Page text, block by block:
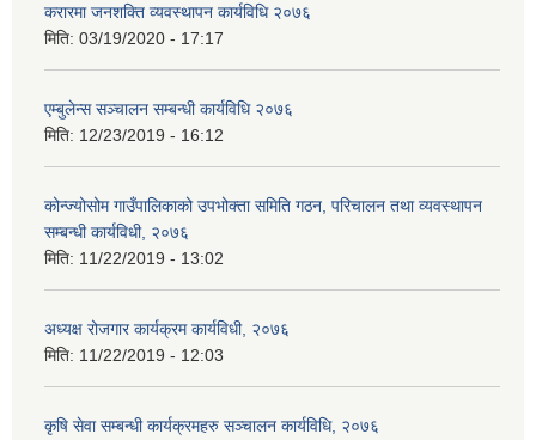
करारमा जनशक्ति व्यवस्थापन कार्यविधि २०७६
मिति: 03/19/2020 - 17:17
एम्बुलेन्स सञ्चालन सम्बन्धी कार्यविधि २०७६
मिति: 12/23/2019 - 16:12
कोन्ज्योसोम गाउँपालिकाको उपभोक्ता समिति गठन, परिचालन तथा व्यवस्थापन
सम्बन्धी कार्यविधी, २०७६
मिति: 11/22/2019 - 13:02
अध्यक्ष रोजगार कार्यक्रम कार्यविधी, २०७६
मिति: 11/22/2019 - 12:03
कृषि सेवा सम्बन्धी कार्यक्रमहरु सञ्चालन कार्यविधि, २०७६